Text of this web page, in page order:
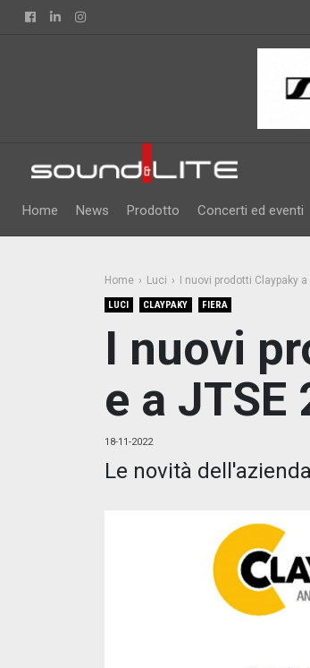
FacebookLinkedin
Home News Prodotto Concerti ed eventi
Home Luci I nuovi prodotti Claypaky
LUCI CLAYPAKY FIERA
I nuovi
e a JTSE
18-11-2022
Le novità